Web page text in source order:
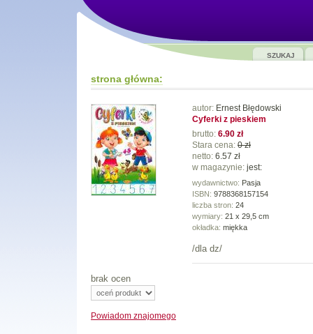
SZUKAJ
strona główna:
autor: Ernest Błędowski
Cyferki z pieskiem
brutto: 6.90 zł
Stara cena: 0 zł
netto: 6.57 zł
w magazynie: jest:
wydawnictwo: Pasja
ISBN: 9788368157154
liczba stron: 24
wymiary: 21 x 29,5 cm
okładka: miękka
/dla dz/
brak ocen
Powiadom znajomego